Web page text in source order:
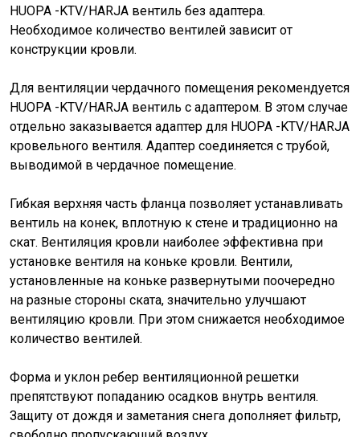
HUOPA -KTV/HARJA вентиль без адаптера.
Необходимое количество вентилей зависит от
конструкции кровли.
Для вентиляции чердачного помещения рекомендуется
HUOPA -KTV/HARJA вентиль с адаптером. В этом случае
отдельно заказывается адаптер для HUOPA -KTV/HARJA
кровельного вентиля. Адаптер соединяется с трубой,
выводимой в чердачное помещение.
Гибкая верхняя часть фланца позволяет устанавливать
вентиль на конек, вплотную к стене и традиционно на
скат. Вентиляция кровли наиболее эффективна при
установке вентиля на коньке кровли. Вентили,
установленные на коньке развернутыми поочередно
на разные стороны ската, значительно улучшают
вентиляцию кровли. При этом снижается необходимое
количество вентилей.
Форма и уклон ребер вентиляционной решетки
препятствуют попаданию осадков внутрь вентиля.
Защиту от дождя и заметания снега дополняет фильтр,